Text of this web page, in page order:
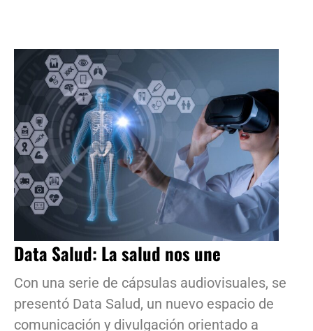
Data Salud: La salud nos une
Con una serie de cápsulas audiovisuales, se
presentó Data Salud, un nuevo espacio de
comunicación y divulgación orientado a